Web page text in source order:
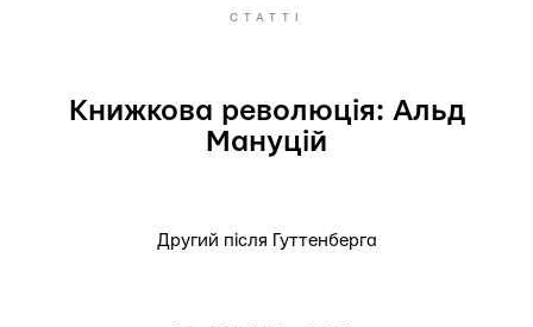
СТАТТІ
Книжкова революція: Альд
Мануцій
Другий після Гуттенберга